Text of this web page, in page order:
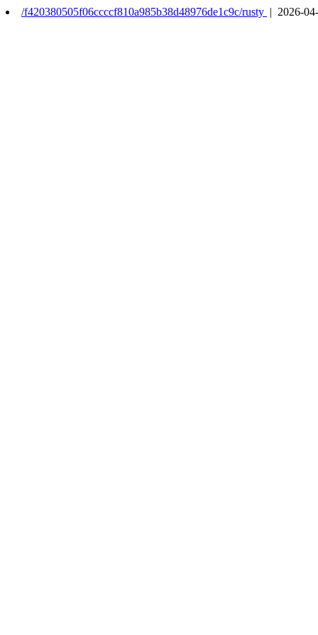
/f420380505f06ccccf810a985b38d48976de1c9c/rusty | 2026-